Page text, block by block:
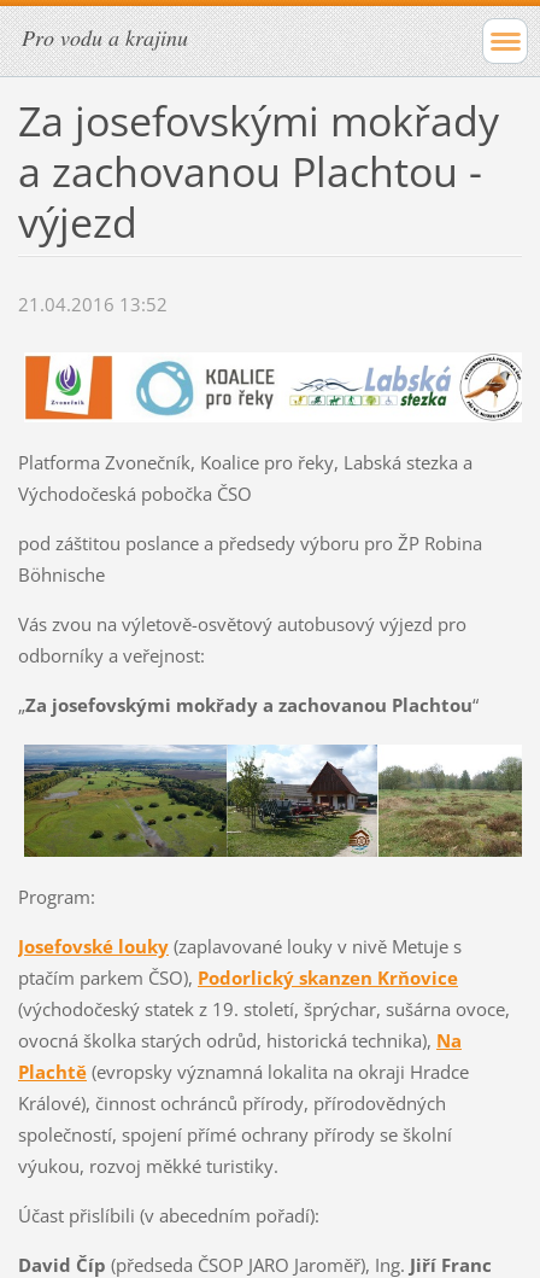
Pro vodu a krajinu
Za josefovskými mokřady
a zachovanou Plachtou -
výjezd
21.04.2016 13:52
Platforma Zvonečník, Koalice pro řeky, Labská stezka a
Východočeská pobočka ČSO
pod záštitou poslance a předsedy výboru pro ŽP Robina
Böhnische
Vás zvou na výletově-osvětový autobusový výjezd pro
odborníky a veřejnost:
„Za josefovskými mokřady a zachovanou Plachtou“
Program:
Josefovské louky(zaplavované louky v nivě Metuje s
ptačím parkem ČSO), Podorlický skanzen Krňovice
(východočeský statek z 19. století, šprýchar, sušárna ovoce,
ovocná školka starých odrůd, historická technika), Na
Plachtě(evropsky významná lokalita na okraji Hradce
Králové), činnost ochránců přírody, přírodovědných
společností, spojení přímé ochrany přírody se školní
výukou, rozvoj měkké turistiky.
Účast přislíbili (v abecedním pořadí):
David Číp (předseda ČSOP JARO Jaroměř), Ing. Jiří Franc